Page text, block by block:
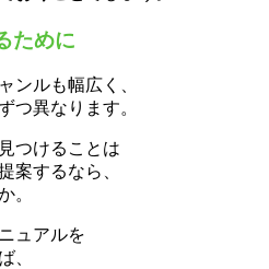
ために
ンルも幅広く、
つ異なります。
つけることは
案するなら、
。
ュアルを
、